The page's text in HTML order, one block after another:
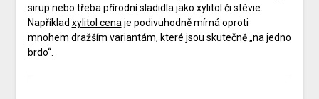
sirup nebo třeba přírodní sladidla jako xylitol či stévie.
Například xylitol cenaje podivuhodně mírná oproti
mnohem dražším variantám, které jsou skutečně „na jedno
brdo“.